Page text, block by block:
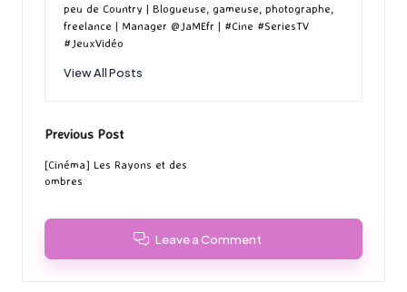
peu de Country | Blogueuse, gameuse, photographe,
freelance | Manager @JaMEfr | #Cine #SeriesTV
#JeuxVidéo
View All Posts
Post
navigation
Previous Post
[Cinéma] Les Rayons et des
ombres
Leave a Comment